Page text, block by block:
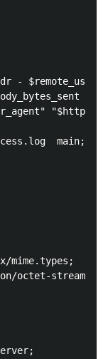
- $remote_user
main;
mime.types;
octet-stream;